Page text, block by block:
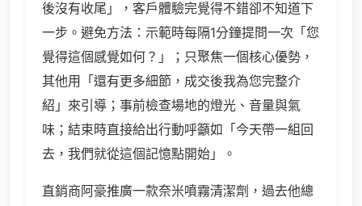
後沒有收尾」，客戶體驗完覺得不錯卻不知道下
一步。避免方法：示範時每隔1分鐘提問一次「您
覺得這個感覺如何？」；只聚焦一個核心優勢，
其他用「還有更多細節，成交後我為您完整介
紹」來引導；事前檢查場地的燈光、音量與氣
味；結束時直接給出行動呼籲如「今天帶一組回
去，我們就從這個記憶點開始」。
直銷商阿豪推廣一款奈米噴霧清潔劑，過去他總